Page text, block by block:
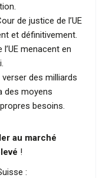
de justice de l’UE
et définitivement.
menacent en
des milliards
des moyens
besoins.
au marché
!
: